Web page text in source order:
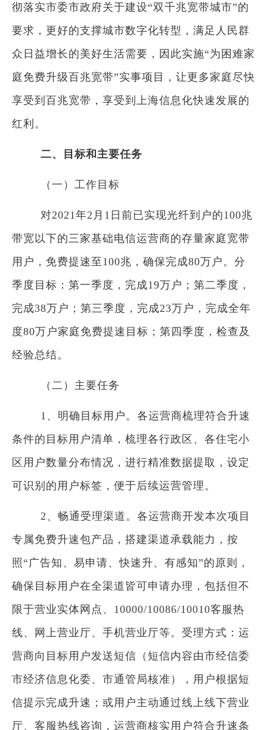
彻落实市委市政府关于建设“双千兆宽带城市”的
要求，更好的支撑城市数字化转型，满足人民群
众日益增长的美好生活需要，因此实施“为困难家
庭免费升级百兆宽带”实事项目，让更多家庭尽快
享受到百兆宽带，享受到上海信息化快速发展的
红利。
二、目标和主要任务
（一）工作目标
对2021年2月1日前已实现光纤到户的100兆
带宽以下的三家基础电信运营商的存量家庭宽带
用户，免费提速至100兆，确保完成80万户。分
季度目标：第一季度，完成19万户；第二季度，
完成38万户；第三季度，完成23万户，完成全年
度80万户家庭免费提速目标；第四季度，检查及
经验总结。
（二）主要任务
1、明确目标用户。各运营商梳理符合升速
条件的目标用户清单，梳理各行政区、各住宅小
区用户数量分布情况，进行精准数据提取，设定
可识别的用户标签，便于后续运营管理。
2、畅通受理渠道。各运营商开发本次项目
专属免费升速包产品，搭建渠道承载能力，按
照“广告知、易申请、快速升、有感知”的原则，
确保目标用户在全渠道皆可申请办理，包括但不
限于营业实体网点、10000/10086/10010客服热
线、网上营业厅、手机营业厅等。受理方式：运
营商向目标用户发送短信（短信内容由市经信委
市经济信息化委、市通管局核准），用户根据短
信提示完成升速；或用户主动通过线上线下营业
厅、客服热线咨询，运营商核实用户符合升速条